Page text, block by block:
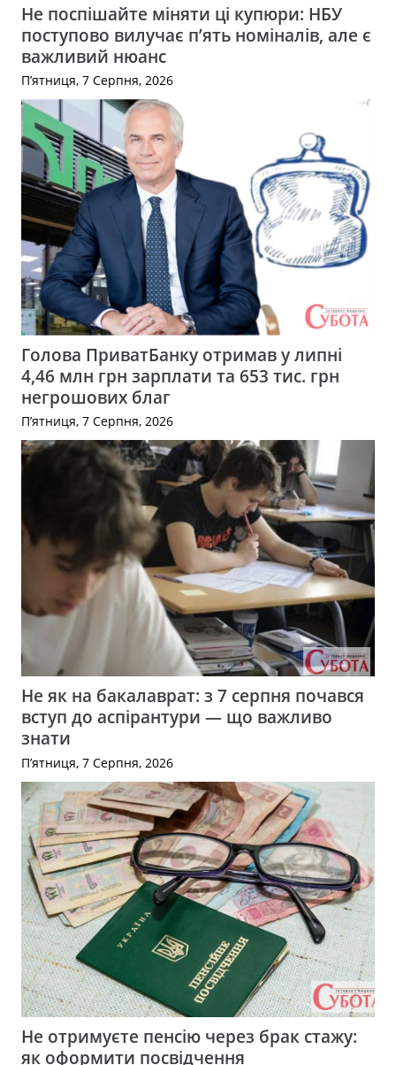
Не поспішайте міняти ці купюри: НБУ
поступово вилучає п’ять номіналів, але є
важливий нюанс
П’ятниця, 7 Серпня, 2026
Голова ПриватБанку отримав у липні
4,46 млн грн зарплати та 653 тис. грн
негрошових благ
П’ятниця, 7 Серпня, 2026
Не як на бакалаврат: з 7 серпня почався
вступ до аспірантури — що важливо
знати
П’ятниця, 7 Серпня, 2026
Не отримуєте пенсію через брак стажу:
як оформити посвідчення